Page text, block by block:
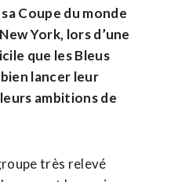
Coupe du monde
York, lors d’une
que les Bleus
lancer leur
ambitions de
très relevé